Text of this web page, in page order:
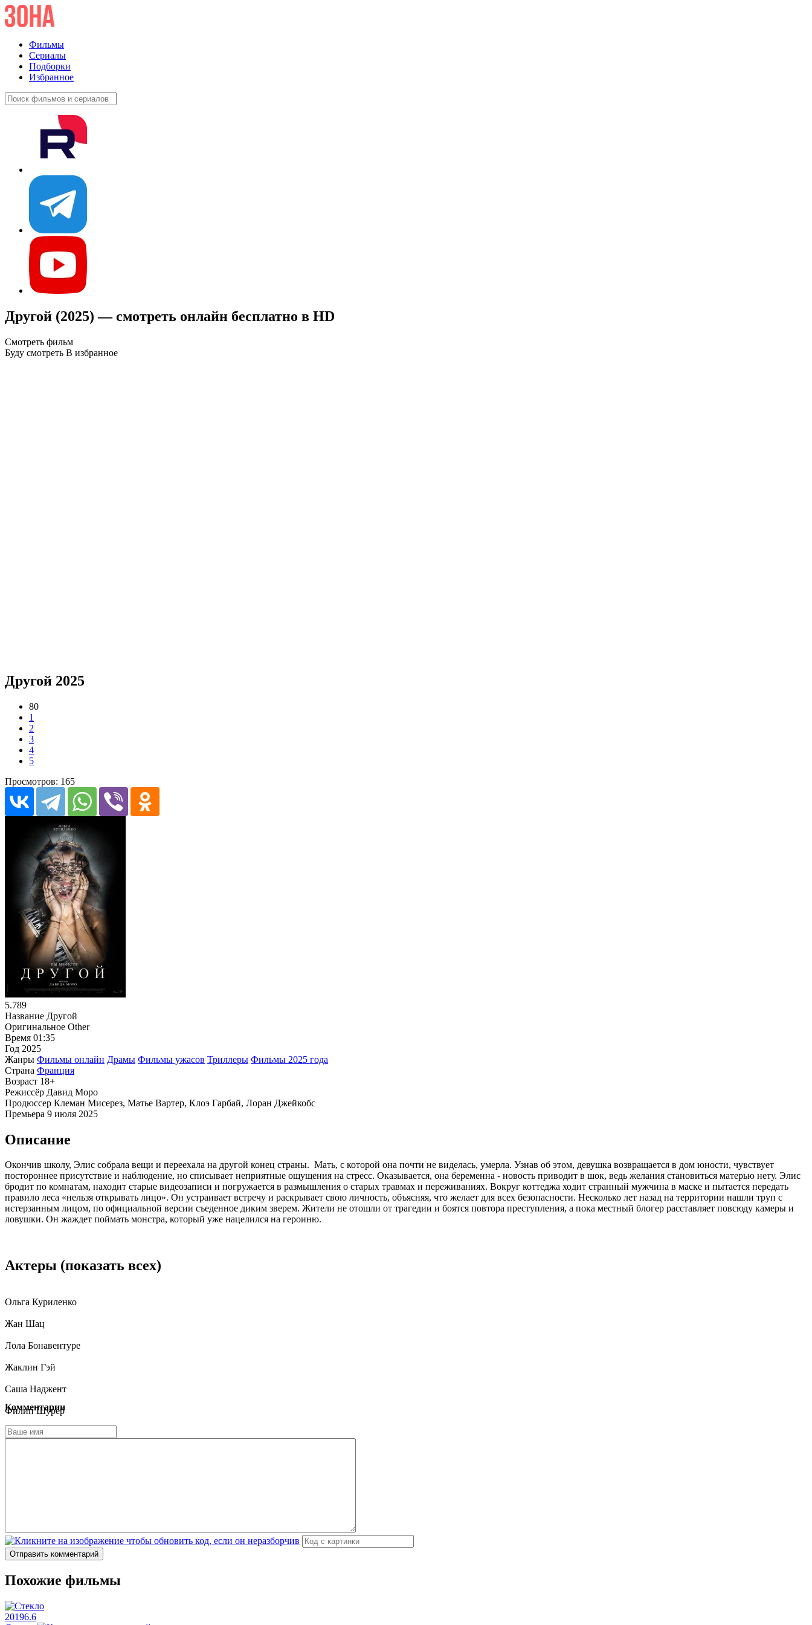
Фильмы
Сериалы
Подборки
Избранное
Другой (2025) — смотреть онлайн бесплатно в HD
Смотреть фильм
Буду смотреть В избранное
Другой 2025
80
1
2
3
4
5
Просмотров: 165
5.789
Название Другой
Оригинальное Other
Время 01:35
Год 2025
Жанры Фильмы онлайн Драмы Фильмы ужасов Триллеры Фильмы 2025 года
Страна Франция
Возраст 18+
Режиссёр Давид Моро
Продюссер Клеман Мисерез, Матье Вартер, Клоэ Гарбай, Лоран Джейкобс
Премьера 9 июля 2025
Описание
Окончив школу, Элис собрала вещи и переехала на другой конец страны. Мать, с которой она почти не виделась, умерла. Узнав об этом, девушка возвращается в дом юности, чувствует
постороннее присутствие и наблюдение, но списывает неприятные ощущения на стресс. Оказывается, она беременна - новость приводит в шок, ведь желания становиться матерью нету. Элис
бродит по комнатам, находит старые видеозаписи и погружается в размышления о старых травмах и переживаниях. Вокруг коттеджа ходит странный мужчина в маске и пытается передать
правило леса «нельзя открывать лицо». Он устраивает встречу и раскрывает свою личность, объясняя, что желает для всех безопасности. Несколько лет назад на территории нашли труп с
истерзанным лицом, по официальной версии съеденное диким зверем. Жители не отошли от трагедии и боятся повтора преступления, а пока местный блогер расставляет повсюду камеры и
ловушки. Он жаждет поймать монстра, который уже нацелился на героиню.
Актеры (показать всех)
Ольга Куриленко
Жан Шац
Лола Бонавентуре
Жаклин Гэй
Саша Наджент
Филип Шурер
Анж Диало Навасадо
Комментарии
Отправить комментарий
Похожие фильмы
20196.6